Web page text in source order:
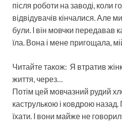
після роботи на заводі, коли
відвідувачів кінчалися. Але
були. І він мовчки передавав
їла. Вона і мене пригощала,
Читайте також: Я втратив
життя, через…
Потім цей мовчазний рудий
каструлькою і ковдрою назад.
їхати. І вони майже не